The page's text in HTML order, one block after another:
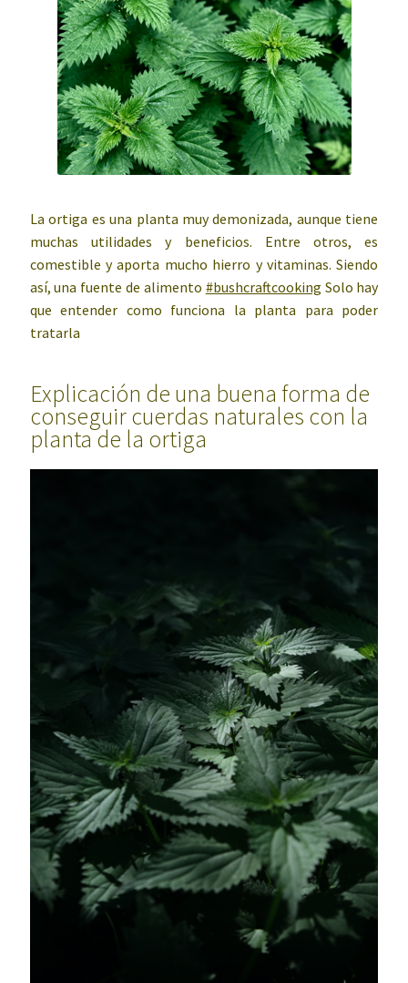
La ortiga es una planta muy demonizada, aunque tiene
muchas utilidades y beneficios. Entre otros, es
comestible y aporta mucho hierro y vitaminas. Siendo
así, una fuente de alimento #bushcraftcooking Solo hay
que entender como funciona la planta para poder
tratarla
Explicación de una buena forma de
conseguir cuerdas naturales con la
planta de la ortiga